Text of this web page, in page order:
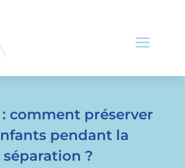
comment préserver
pendant la
séparation ?